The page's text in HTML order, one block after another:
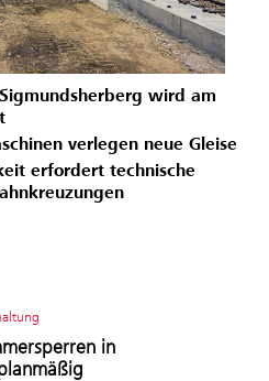
wird am
verlegen neue Gleise
erfordert technische
in